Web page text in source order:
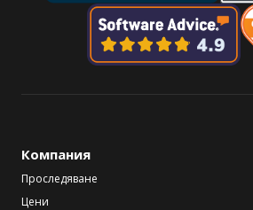
Компания
Проследяване
Цени